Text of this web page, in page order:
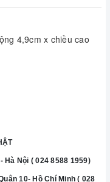
4,9cm x chiều cao
Hà Nội ( 024 8588 1959)
10- Hồ Chí Minh ( 028